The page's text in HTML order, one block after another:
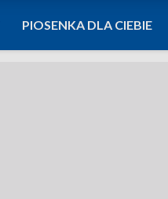
PIOSENKA DLA CIEBIE